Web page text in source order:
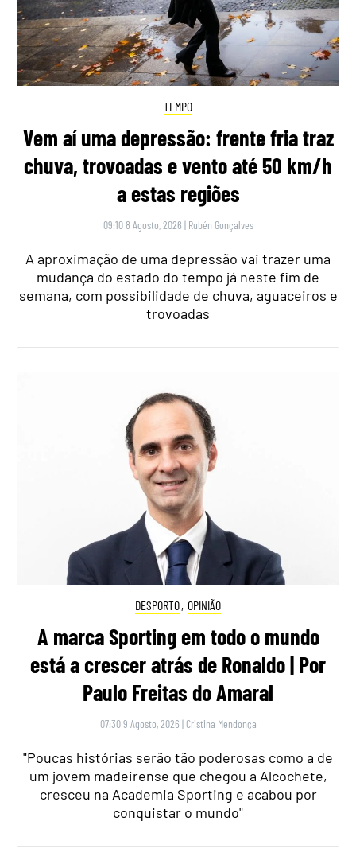
TEMPO
Vem aí uma depressão: frente fria traz
chuva, trovoadas e vento até 50 km/h
a estas regiões
09:10 8 Agosto, 2026 | Rubén Gonçalves
A aproximação de uma depressão vai trazer uma
mudança do estado do tempo já neste fim de
semana, com possibilidade de chuva, aguaceiros e
trovoadas
DESPORTO, OPINIÃO
A marca Sporting em todo o mundo
está a crescer atrás de Ronaldo | Por
Paulo Freitas do Amaral
07:30 9 Agosto, 2026 | Cristina Mendonça
"Poucas histórias serão tão poderosas como a de
um jovem madeirense que chegou a Alcochete,
cresceu na Academia Sporting e acabou por
conquistar o mundo"